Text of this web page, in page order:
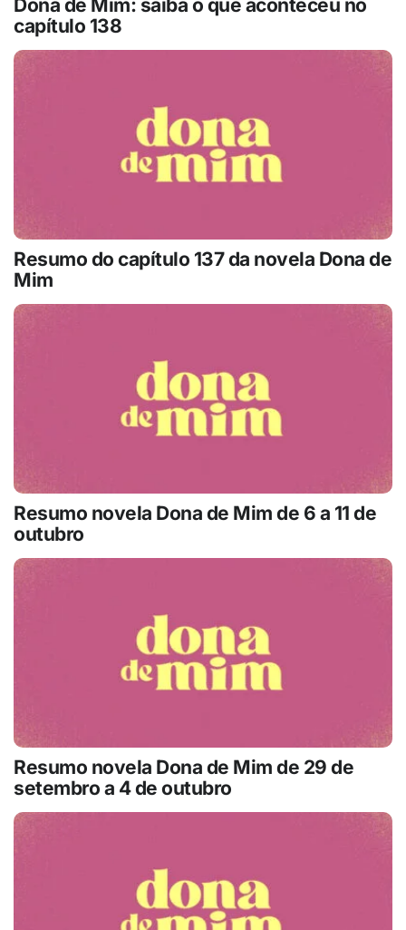
Dona de Mim: saiba o que aconteceu no
capítulo 138
Resumo do capítulo 137 da novela Dona de
Mim
Resumo novela Dona de Mim de 6 a 11 de
outubro
Resumo novela Dona de Mim de 29 de
setembro a 4 de outubro